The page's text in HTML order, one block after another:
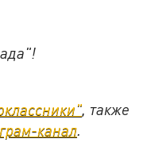
, также
канал.